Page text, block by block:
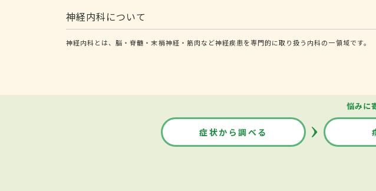
神経内科について
神経内科とは、脳・脊髄・末梢神経・筋肉など神経疾患を専門的に取り扱う内科の一領域です。
悩みに
症状から調べる